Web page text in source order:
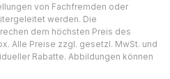
von Fachfremden oder
werden. Die
dem höchsten Preis des
Alle Preise zzgl. gesetzl. MwSt. und
Rabatte. Abbildungen können